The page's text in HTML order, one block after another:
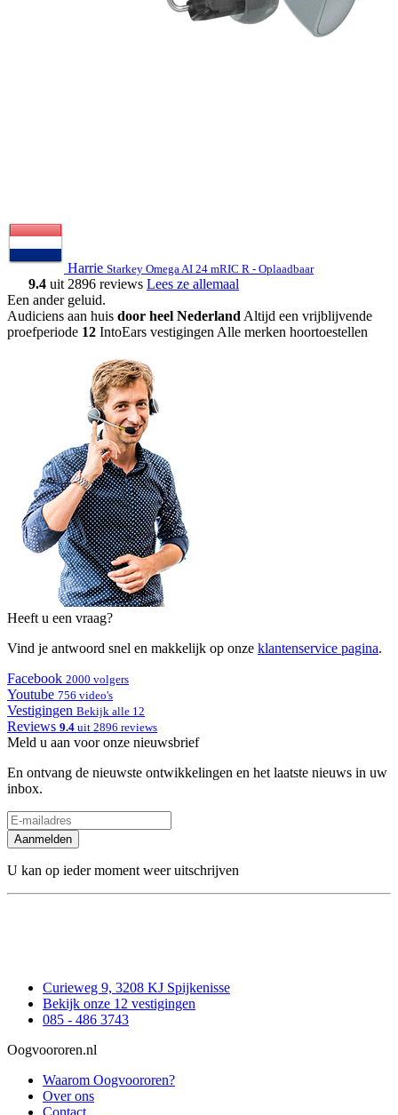
Harrie Starkey Omega AI 24 mRIC R - Oplaadbaar
9.4 uit 2896 reviews Lees ze allemaal
Een ander geluid.
Audiciens aan huis door heel Nederland Altijd een vrijblijvende
proefperiode 12 IntoEars vestigingen Alle merken hoortoestellen
Heeft u een vraag?
Vind je antwoord snel en makkelijk op onze klantenservice pagina.
Facebook 2000 volgers
Youtube 756 video's
Vestigingen Bekijk alle 12
Reviews 9.4 uit 2896 reviews
Meld u aan voor onze nieuwsbrief
En ontvang de nieuwste ontwikkelingen en het laatste nieuws in uw
inbox.
Aanmelden
U kan op ieder moment weer uitschrijven
Curieweg 9, 3208 KJ Spijkenisse
Bekijk onze 12 vestigingen
085 - 486 3743
Oogvoororen.nl
Waarom Oogvoororen?
Over ons
Contact